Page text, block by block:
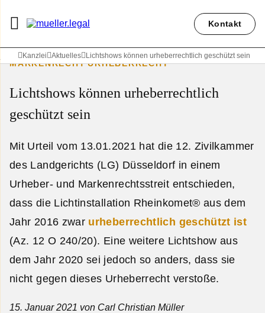
Kontakt
Kanzlei Aktuelles Lichtshows können urheberrechtlich geschützt sein
MARKENRECHT URHEBERRECHT
Lichtshows können urheberrechtlich
geschützt sein
Mit Urteil vom 13.01.2021 hat die 12. Zivilkammer
des Landgerichts (LG) Düsseldorf in einem
Urheber- und Markenrechtsstreit entschieden,
dass die Lichtinstallation Rheinkomet® aus dem
Jahr 2016 zwar urheberrechtlich geschützt ist
(Az. 12 O 240/20). Eine weitere Lichtshow aus
dem Jahr 2020 sei jedoch so anders, dass sie
nicht gegen dieses Urheberrecht verstoße.
15. Januar 2021 von Carl Christian Müller